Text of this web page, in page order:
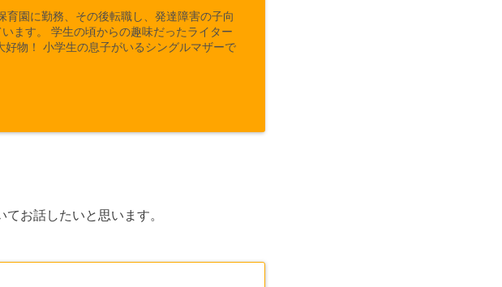
育園に勤務、その後転職し、発達障害の子向
ます。 学生の頃からの趣味だったライター
物！ 小学生の息子がいるシングルマザーで
てお話したいと思います。